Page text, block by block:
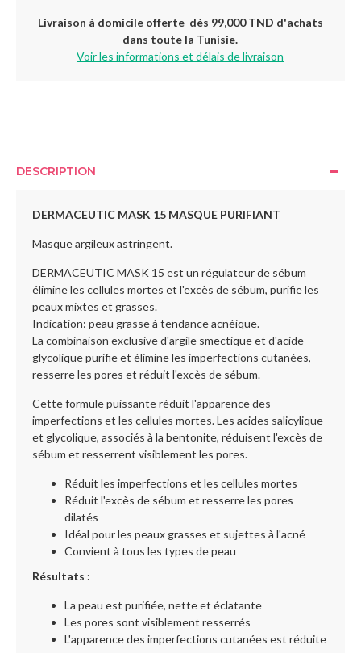
Livraison à domicile offerte dès 99,000 TND d'achats
dans toute la Tunisie.
Voir les informations et délais de livraison
DESCRIPTION
DERMACEUTIC MASK 15 MASQUE PURIFIANT
Masque argileux astringent.
DERMACEUTIC MASK 15 est un régulateur de sébum
élimine les cellules mortes et l'excès de sébum, purifie les
peaux mixtes et grasses.
Indication: peau grasse à tendance acnéique.
La combinaison exclusive d'argile smectique et d'acide
glycolique purifie et élimine les imperfections cutanées,
resserre les pores et réduit l'excès de sébum.
Cette formule puissante réduit l'apparence des
imperfections et les cellules mortes. Les acides salicylique
et glycolique, associés à la bentonite, réduisent l'excès de
sébum et resserrent visiblement les pores.
Réduit les imperfections et les cellules mortes
Réduit l'excès de sébum et resserre les pores
dilatés
Idéal pour les peaux grasses et sujettes à l'acné
Convient à tous les types de peau
Résultats :
La peau est purifiée, nette et éclatante
Les pores sont visiblement resserrés
L'apparence des imperfections cutanées est réduite